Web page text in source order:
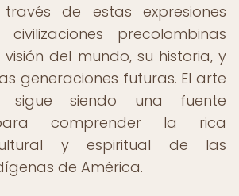
de estas expresiones
precolombinas
del mundo, su historia, y
generaciones futuras. El arte
sigue siendo una fuente
comprender la rica
y espiritual de las
de América.